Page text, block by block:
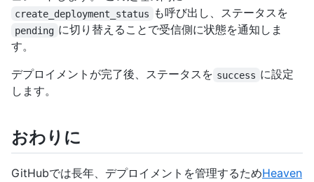
create_deployment_status も呼び出し、ステータスを
pending に切り替えることで受信側に状態を通知しま
す。
デプロイメントが完了後、ステータスを success に設定
します。
おわりに
GitHubでは長年、デプロイメントを管理するためHeaven